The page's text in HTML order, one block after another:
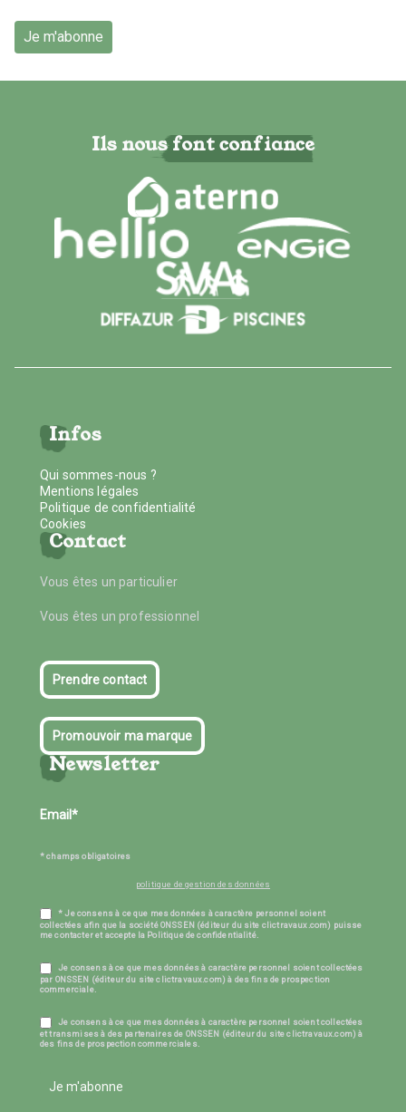
Je m'abonne
Ils nous font confiance
Infos
Qui sommes-nous ?
Mentions légales
Politique de confidentialité
Cookies
Contact
Vous êtes un particulier
Vous êtes un professionnel
Prendre contact
Promouvoir ma marque
Newsletter
* champs obligatoires
politique de gestion des données
* Je consens à ce que mes données à caractère personnel soient
collectées afin que la société ONSSEN (éditeur du site clictravaux.com) puisse
me contacter et accepte la Politique de confidentialité.
Je consens à ce que mes données à caractère personnel soient collectées
par ONSSEN (éditeur du site clictravaux.com) à des fins de prospection
commerciale.
Je consens à ce que mes données à caractère personnel soient collectées
et transmises à des partenaires de ONSSEN (éditeur du site clictravaux.com) à
des fins de prospection commerciales.
Je m'abonne